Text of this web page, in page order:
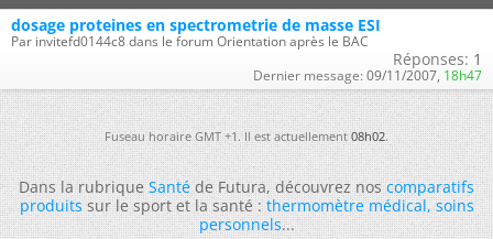
dosage proteines en spectrometrie de masse ESI
Par invitefd0144c8 dans le forum Orientation après le BAC
Réponses: 1
Dernier message: 09/11/2007, 18h47
Fuseau horaire GMT +1. Il est actuellement08h02.
Dans la rubriqueSantéde Futura, découvrez noscomparatifs
produitssur le sport et la santé :thermomètre médical,soins
personnels...